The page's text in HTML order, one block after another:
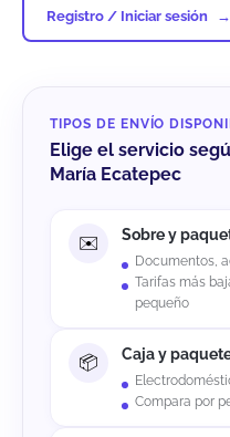
Registro / Iniciar sesión
TIPOS DE ENVÍO
Elige el servicio
María Ecatepec
Sobre y
Documentos,
Tarifas más
pequeño
Caja y
Compara por